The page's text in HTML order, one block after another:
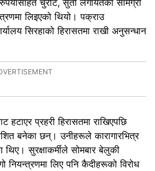
लिइएको थियो। पक्राउ
सिरहाको हिरासतमा राखी अनुसन्धान
हटाएर प्रहरी हिरासतमा राखिएपछि
बनेका छन्। उनीहरूले कारागारभित्र
सुरक्षाकर्मीले सोमबार बेलुकी
नियन्त्रणमा लिए पनि कैदीहरूको विरोध